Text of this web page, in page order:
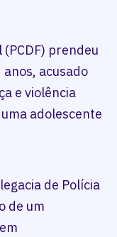
prendeu
acusado
e violência
adolescente
de Polícia
de um